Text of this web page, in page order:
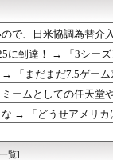
→「昔から日本...
応）
も救護陣の失...
（海外の反応...
任天堂やポケモ...
年W杯4強...
接待疑惑が浮上...
害に（海外の...
！（海外の...
で、日米協調為替
プを色んな議論か
に到達！ → 「3シー
楽しみ」
「まだまだ7.5ゲー
ームとしての任天
→ 「どうせアメリ
覧]